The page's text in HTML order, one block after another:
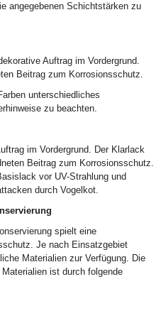
angegebenen Schichtstärken zu
Auftrag im Vordergrund.
Beitrag zum Korrosionsschutz.
unterschiedliches
zu beachten.
im Vordergrund. Der Klarlack
Beitrag zum Korrosionsschutz.
vor UV-Strahlung und
durch Vogelkot.
spielt eine
Je nach Einsatzgebiet
Materialien zur Verfügung. Die
ist durch folgende